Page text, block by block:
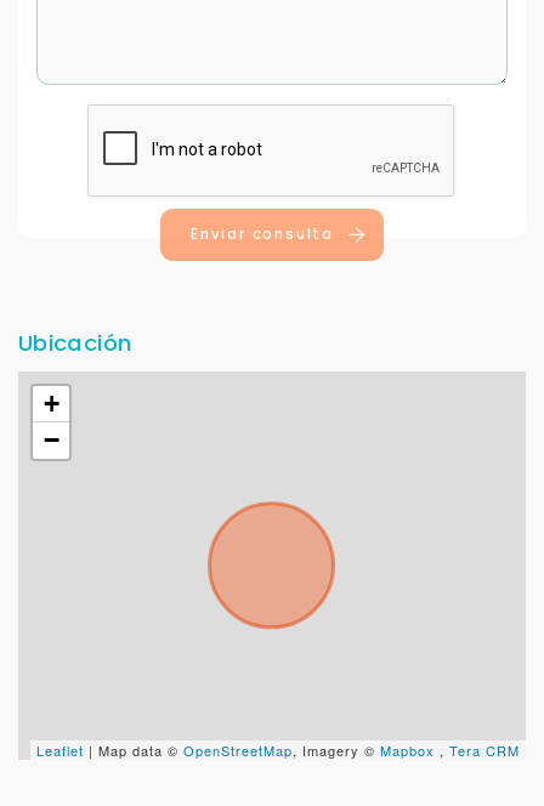
Enviar consulta
Ubicación
+
−
Leaflet | Map data © OpenStreetMap, Imagery © Mapbox , Tera CRM